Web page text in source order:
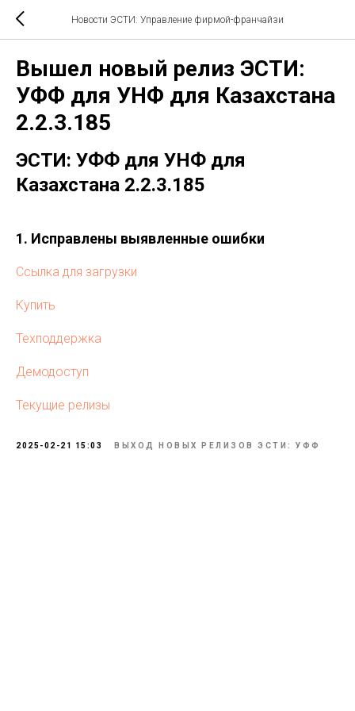
Новости ЭСТИ: Управление фирмой-франчайзи
Вышел новый релиз ЭСТИ:
УФФ для УНФ для Казахстана
2.2.3.185
ЭСТИ: УФФ для УНФ для
Казахстана 2.2.3.185
1. Исправлены выявленные ошибки
Ссылка для загрузки
Купить
Техподдержка
Демодоступ
Текущие релизы
2025-02-21 15:03 ВЫХОД НОВЫХ РЕЛИЗОВ ЭСТИ: УФФ